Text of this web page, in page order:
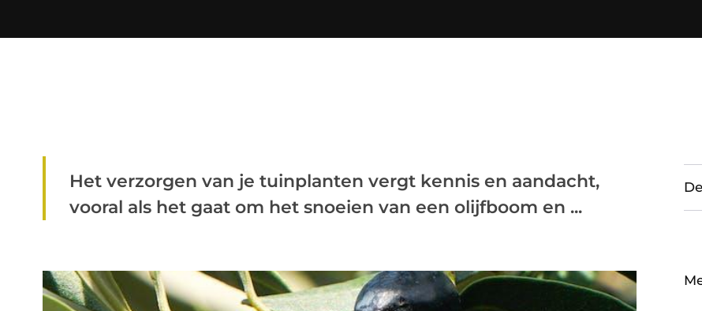
Het verzorgen van je tuinplanten vergt kennis en aandacht,
vooral als het gaat om het snoeien van een olijfboom en ...